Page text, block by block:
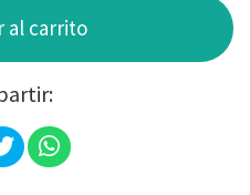
al carrito